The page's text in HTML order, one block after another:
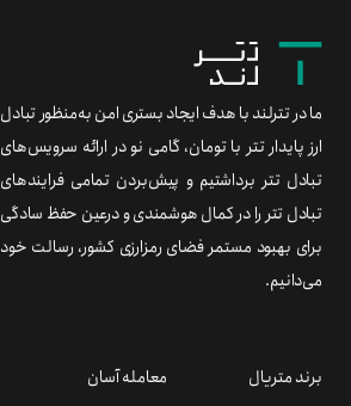
ما در تترلند با هدف ایجاد بستری امن به‌منظور تبادل
ارز پایدار تتر با تومان، گامی نو در ارائه سرویس‌های
تبادل تتر برداشتیم و پیش‌بردن تمامی فرایندهای
تبادل تتر را در کمال هوشمندی و درعین حفظ سادگی
برای بهبود مستمر فضای رمزارزی کشور، رسالت خود
می‌دانیم.
برند متریال معامله آسان